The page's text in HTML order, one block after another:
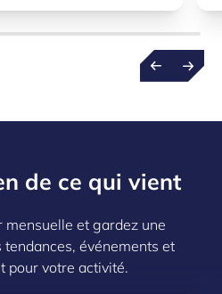
de ce qui vient
et gardez une
événements et
pour votre activité.